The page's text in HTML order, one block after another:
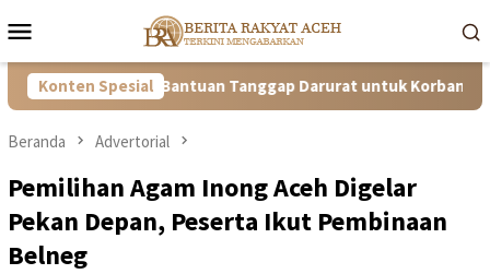
ke
Mobile
Konten Spesial
Kirim Bantuan Tanggap Darurat untuk Korban Kebakaran di
Beranda Advertorial
Pemilihan Agam Inong Aceh Digelar
Pekan Depan, Peserta Ikut Pembinaan
Belneg